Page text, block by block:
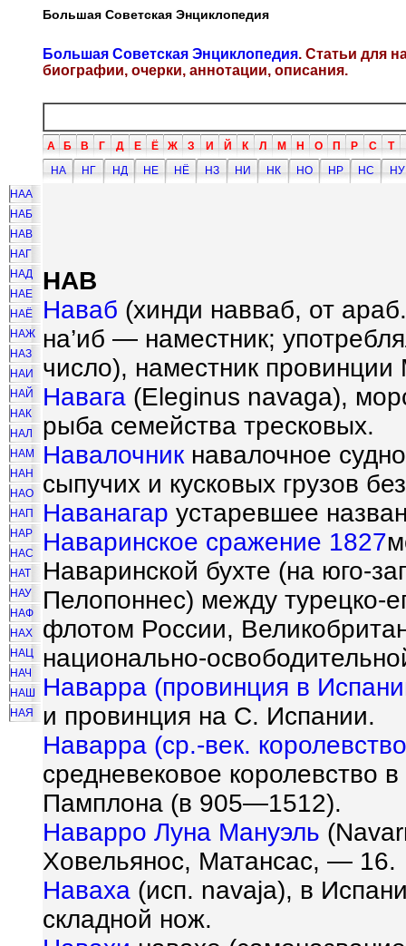
Большая Советская Энциклопедия
Большая Советская Энциклопедия. Статьи для
биографии, очерки, аннотации, описания.
А Б В Г Д Е Ё Ж З И Й К Л М Н О П Р С Т
НА
НГ НД НЕ НЁ НЗ НИ НК НО НР НС
НУ
НАА
НАБ
НАВ
НАГ
НАД
НАЕ
НАЁ
НАЖ
НАЗ
НАИ
НАЙ
НАК
НАЛ
НАМ
НАН
НАО
НАП
НАР
НАС
НАТ
НАУ
НАФ
НАХ
НАЦ
НАЧ
НАШ
НАЯ
НАВ
Наваб (хинди навваб, от
на’иб — наместник;
число), наместник
Навага (Eleginus navaga),
рыба семейства тресковых.
Навалочник навалочное
сыпучих и кусковых грузов
Наванагар устаревшее
Наваринское сражение 1827
Наваринской бухте (на юго-
Пелопоннес) между турецко-
флотом России,
национально-
Наварра (провинция в
и провинция на С. Испании.
Наварра (ср.-век.
средневековое королевство
Памплона (в 905—1512).
Наварро Луна Мануэль
Ховельянос, Матансас, — 16.
Наваха (исп. navaja), в
складной нож.